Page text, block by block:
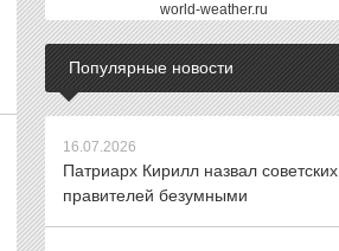
world-weather.ru
Популярные новости
16.07.2026
Патриарх Кирилл назвал советских
правителей безумными